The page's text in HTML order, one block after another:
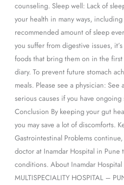
counseling. Sleep well: Lack of
your health in many ways,
recommended amount of sleep
you suffer from digestive issues,
foods that bring them on in the
diary. To prevent future stomach
meals. Please see a physician:
serious causes if you have ongoing
Conclusion By keeping your gut
you may save a lot of discomforts.
Gastrointestinal Problems
doctor at Inamdar Hospital in
conditions. About Inamdar
MULTISPECIALITY HOSPITAL –